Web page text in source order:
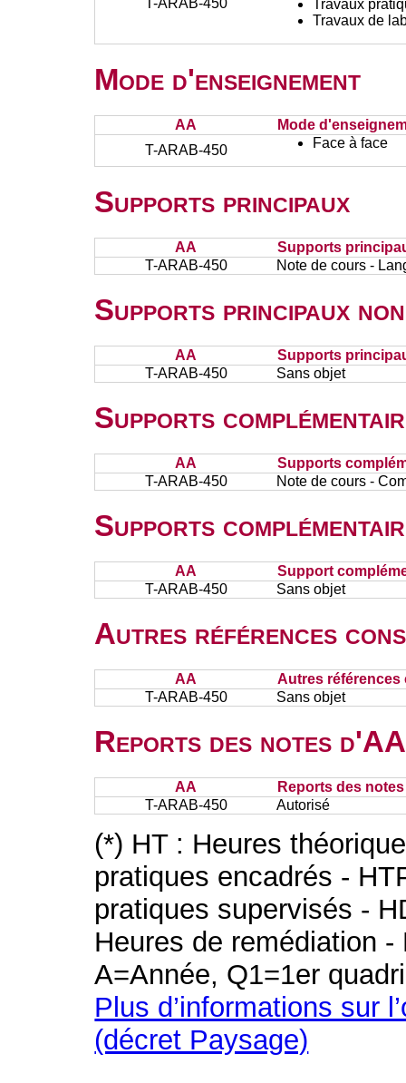
T-ARAB-450
Travaux
Travaux de
Mode d'enseignement
AA
Mode
T-ARAB-450
Face à face
Supports principaux
AA
Supports
T-ARAB-450
Note de cours -
Supports principaux
AA
Supports
T-ARAB-450
Sans objet
Supports
AA
Supports
T-ARAB-450
Note de cours -
Supports
AA
Support
T-ARAB-450
Sans objet
Autres références
AA
Autres références
T-ARAB-450
Sans objet
Reports des notes
AA
Reports des
T-ARAB-450
Autorisé
(*) HT : Heures
pratiques encadrés -
pratiques supervisés -
Heures de remédiation
A=Année, Q1=1er
Plus d’informations sur
(décret Paysage)